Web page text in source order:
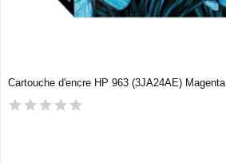
Cartouche d'encre HP 963 (3JA24AE) Magenta